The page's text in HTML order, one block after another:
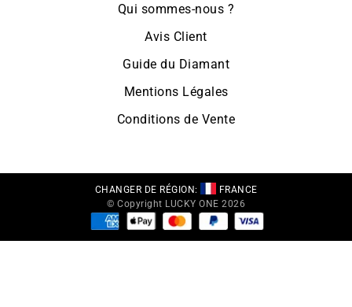
Qui sommes-nous ?
Avis Client
Guide du Diamant
Mentions Légales
Conditions de Vente
CHANGER DE RÉGION:
FRANCE
© Copyright LUCKY ONE 2026